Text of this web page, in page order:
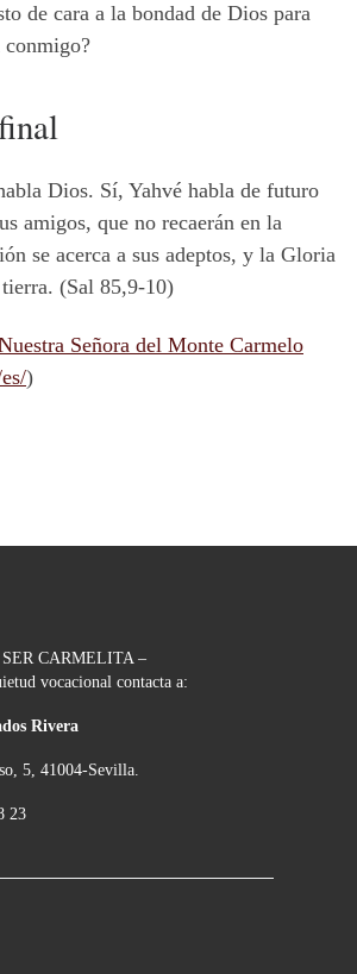
de cara a la bondad de Dios para
conmigo?
Dios. Sí, Yahvé habla de futuro
amigos, que no recaerán en la
se acerca a sus adeptos, y la Gloria
(Sal 85,9-10)
Señora del Monte Carmelo
)
SER CARMELITA –
vocacional contacta a:
Rivera
5, 41004-Sevilla.
23